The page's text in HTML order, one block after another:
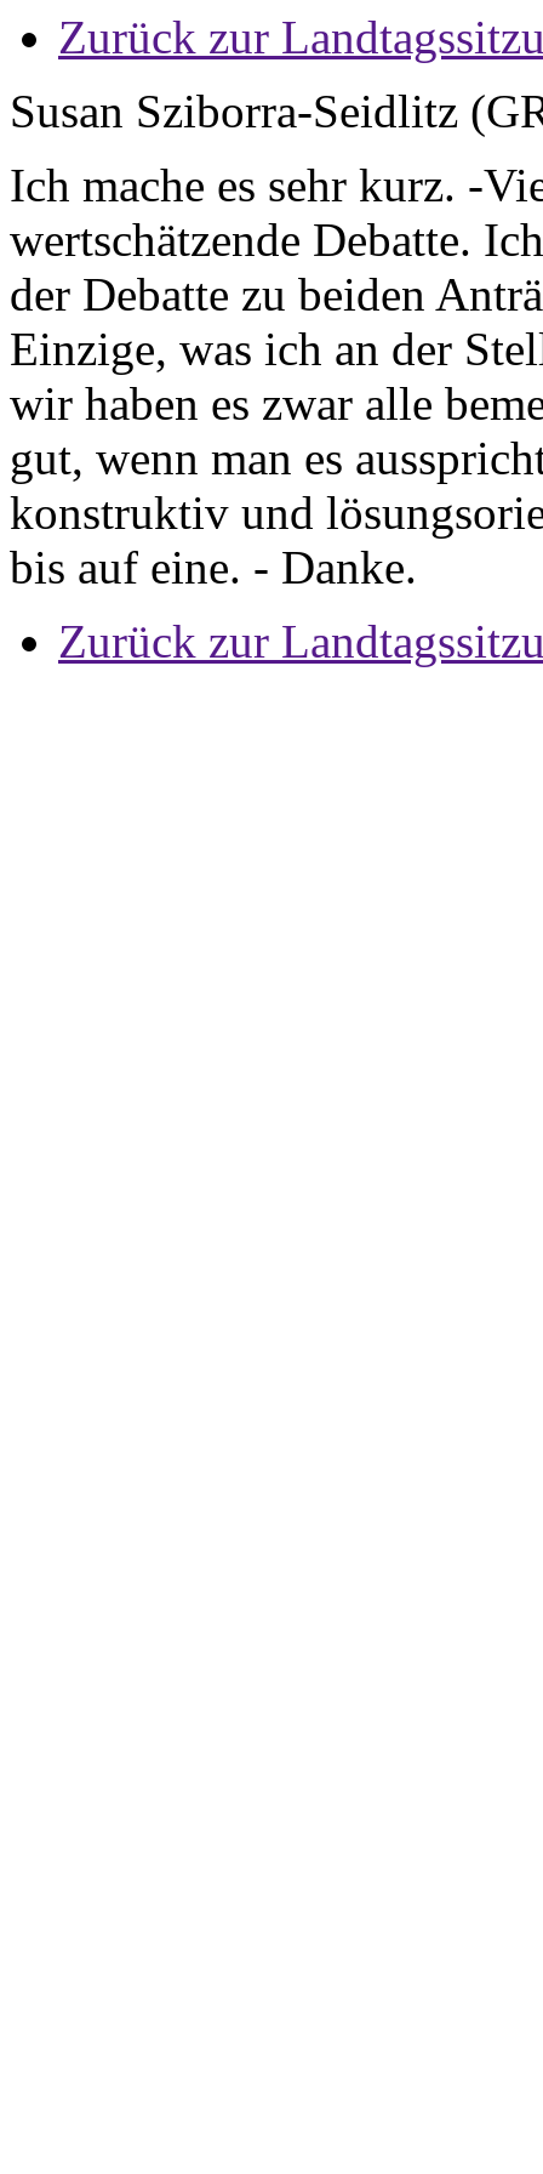
Zurück zur
Susan Sziborra-Seidlitz
Ich mache es sehr kurz. -
wertschätzende Debatte.
der Debatte zu beiden
Einzige, was ich an der
wir haben es zwar alle
gut, wenn man es
konstruktiv und
bis auf eine. - Danke.
Zurück zur